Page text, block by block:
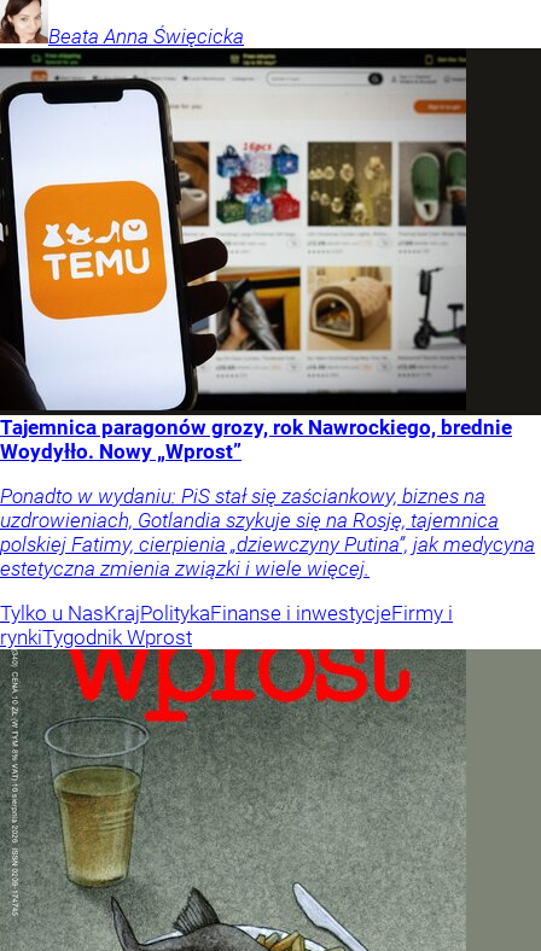
Beata Anna Święcicka
Tajemnica paragonów grozy, rok Nawrockiego, brednie
Woydyłło. Nowy „Wprost”
Ponadto w wydaniu: PiS stał się zaściankowy, biznes na
uzdrowieniach, Gotlandia szykuje się na Rosję, tajemnica
polskiej Fatimy, cierpienia „dziewczyny Putina”, jak medycyna
estetyczna zmienia związki i wiele więcej.
Tylko u NasKrajPolitykaFinanse i inwestycjeFirmy i
rynkiTygodnik Wprost